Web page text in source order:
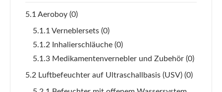
5.1 Aeroboy (0)
5.1.1 Verneblersets (0)
5.1.2 Inhalierschläuche (0)
5.1.3 Medikamentenvernebler und Zubehör (0)
5.2 Luftbefeuchter auf Ultraschallbasis (USV) (0)